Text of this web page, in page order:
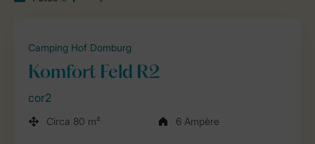
Camping Hof Domburg
Komfort Feld R2
cor2
Circa 80 m² 6 Ampère